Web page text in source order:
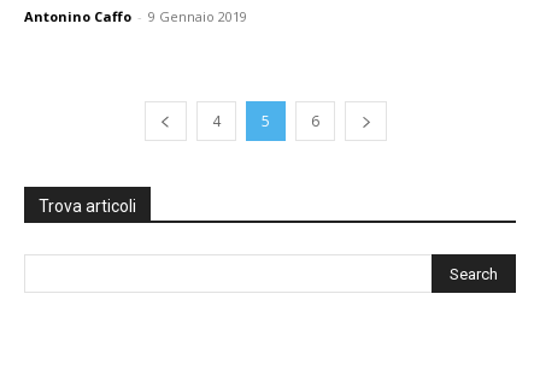
Antonino Caffo - 9 Gennaio 2019
4 5 6
Trova articoli